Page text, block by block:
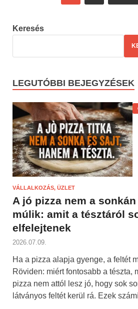
Keresés
LEGUTÓBBI BEJEGYZÉSEK
VÁLLALKOZÁS, ÜZLET
A jó pizza nem a
múlik: amit a tésztáról
elfelejtenek
2026.07.09.
Ha a pizza alapja gyenge, a feltét
Röviden: miért fontosabb a tészta,
pizza nem attól lesz jó, hogy sok
látványos feltét kerül rá. Ezek